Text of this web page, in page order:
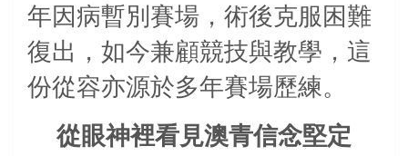
年因病暫別賽場，術後克服困難
復出，如今兼顧競技與教學，這
份從容亦源於多年賽場歷練。
從眼神裡看見澳青信念堅定